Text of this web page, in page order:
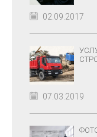
02.09.2017
07.03.2019